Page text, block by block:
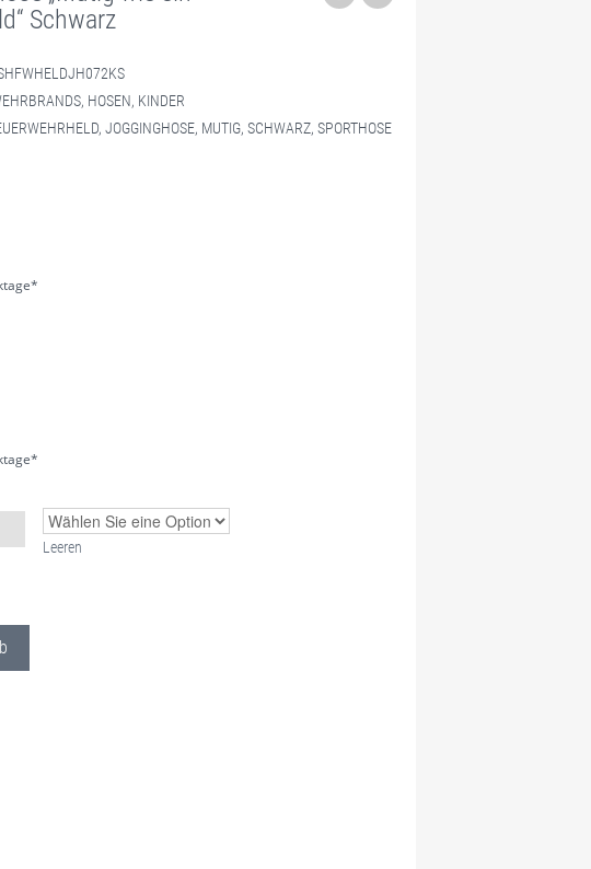
Schwarz
, HOSEN, KINDER
, JOGGINGHOSE, MUTIG, SCHWARZ, SPORTHOSE
Leeren
wie ein Feuerwehrheld" Schwarz Menge